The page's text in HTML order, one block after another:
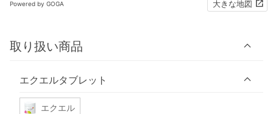
Powered by GOGA 大きな地図
取り扱い商品
エクエルタブレット
エクエル